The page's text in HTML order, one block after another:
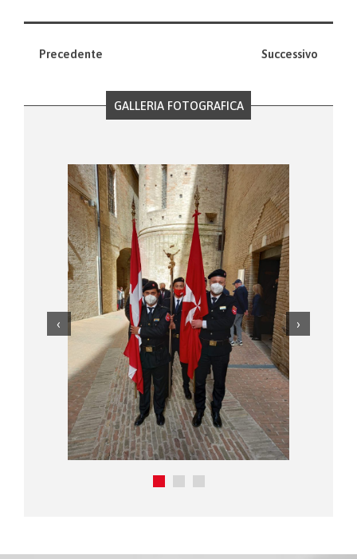
Precedente Successivo
GALLERIA FOTOGRAFICA